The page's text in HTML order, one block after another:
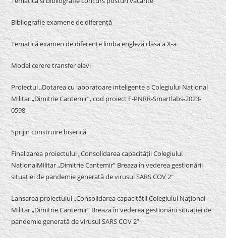
Bibliografie examene de diferență
Tematică examen de diferențe limba engleză clasa a X-a
Model cerere transfer elevi
Proiectul „Dotarea cu laboratoare inteligente a Colegiului Național
Militar „Dimitrie Cantemir”, cod proiect F-PNRR-Smartlabs-2023-
0598
Sprijin construire biserică
Finalizarea proiectului „Consolidarea capacității Colegiului
NaționalMilitar „Dimitrie Cantemir” Breaza în vederea gestionării
situației de pandemie generată de virusul SARS COV 2″
Lansarea proiectului „Consolidarea capacității Colegiului Național
Militar „Dimitrie Cantemir” Breaza în vederea gestionării situației de
pandemie generată de virusul SARS COV 2”